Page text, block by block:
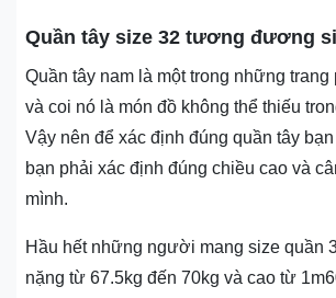
Quần tây size 32 tương đương
Quần tây nam là một trong những trang
và coi nó là món đồ không thể thiếu
Vậy nên để xác định đúng quần tây
bạn phải xác định đúng chiều cao và
mình.
Hầu hết những người mang size quần
nặng từ 67.5kg đến 70kg và cao từ